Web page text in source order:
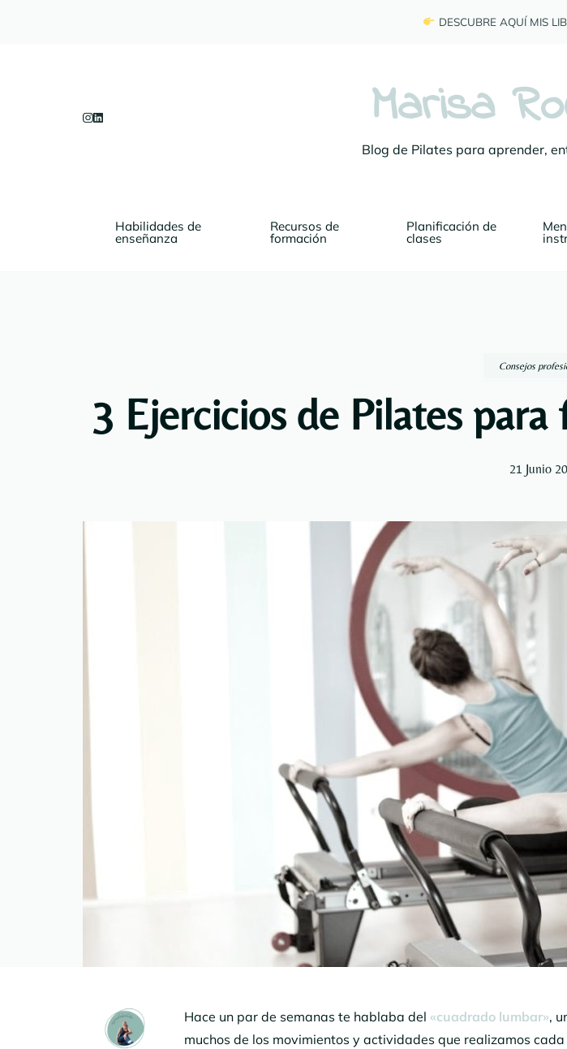
DESCUBRE AQUÍ MIS
Marisa
Blog de Pilates para aprender,
Habilidades de
enseñanza
Recursos de
formación
Planificación de
clases
Consejos
3 Ejercicios de Pilates
21 Junio
Hace un par de semanas te hablaba del «cuadrado lumbar»,
muchos de los movimientos y actividades que realizamos